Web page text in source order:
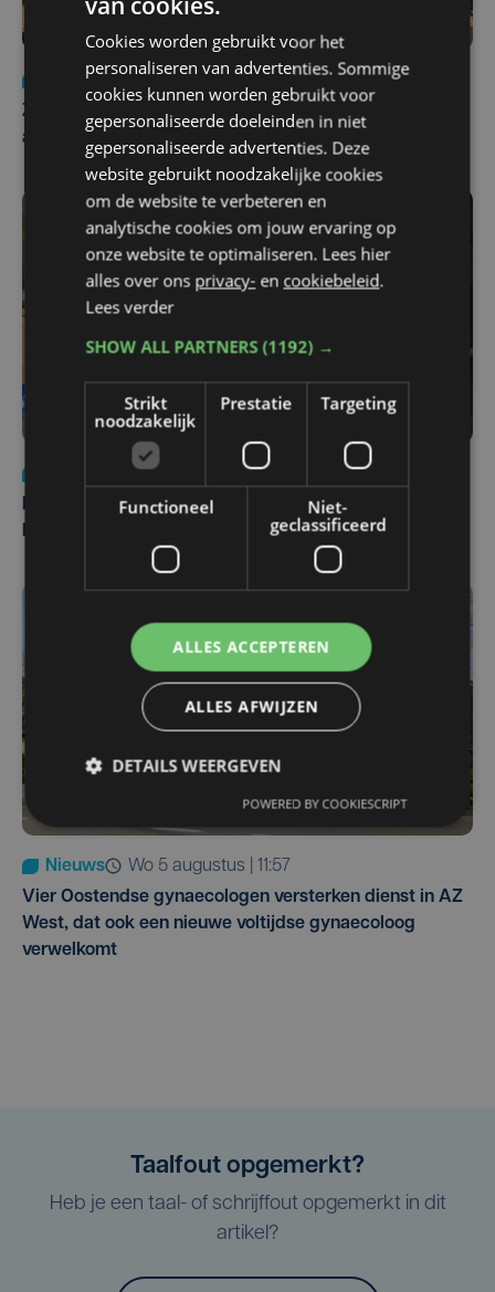
Nieuws
za 1 augustus | 17:21
Zwaar ongeval op E403 in Izegem: drie rijstroken
afgesloten
di 4 augustus | 09:32
Man en vrouw dood aangetroffen in woning in Sint-
Nieuws
wo 5 augustus | 11:57
Vier Oostendse gynaecologen versterken dienst in AZ
West, dat ook een nieuwe voltijdse gynaecoloog
verwelkomt
Taalfout opgemerkt?
Heb je een taal- of schrijffout opgemerkt in dit
artikel?
Cookies worden gebruikt voor het
personaliseren van advertenties. Sommige
cookies kunnen worden gebruikt voor
gepersonaliseerde doeleinden in niet
gepersonaliseerde advertenties. Deze
website gebruikt noodzakelijke cookies
om de website te verbeteren en
analytische cookies om jouw ervaring op
onze website te optimaliseren. Lees hier
alles over ons privacy- en cookiebeleid.
Lees verder
SHOW ALL PARTNERS(1192) →
Strikt
noodzakelijk
Prestatie Targeting
Functioneel
Niet-
geclassificeerd
ALLES ACCEPTEREN
ALLES AFWIJZEN
DETAILS WEERGEVEN
POWERED BY COOKIESCRIPT